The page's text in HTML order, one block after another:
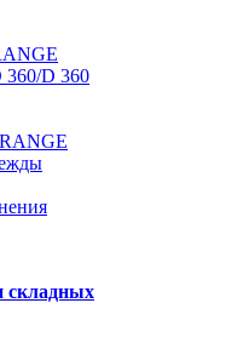
D 360
складных